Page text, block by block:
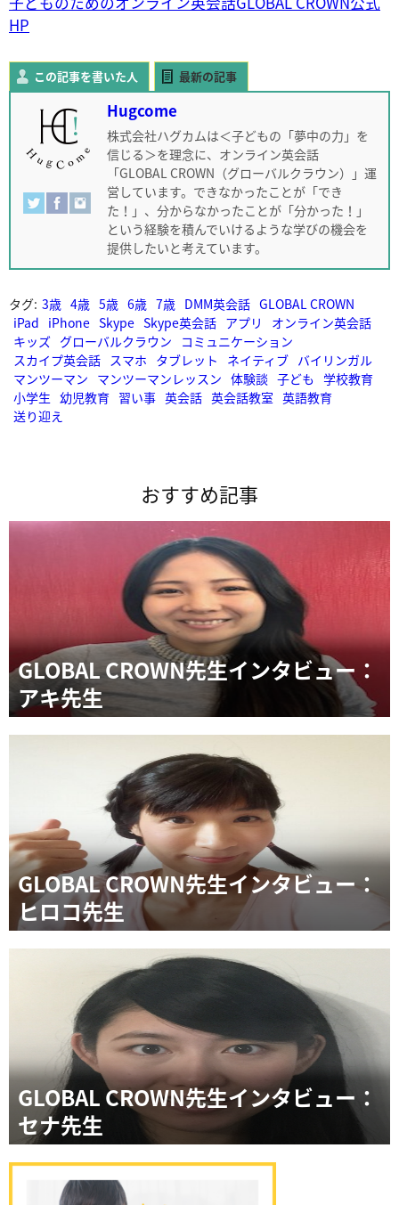
HP
この記事を書いた人 最新の記事
Hugcome
株式会社ハグカムは＜子どもの「夢中の力」を
信じる＞を理念に、オンライン英会話
「GLOBAL CROWN（グローバルクラウン）」運
営しています。できなかったことが「でき
た！」、分からなかったことが「分かった！」
という経験を積んでいけるような学びの機会を
提供したいと考えています。
タグ: 3歳 4歳 5歳 6歳 7歳 DMM英会話 GLOBAL CROWN
iPad iPhone Skype Skype英会話 アプリ
オンライン英会話
キッズ グローバルクラウン
コミュニケーション
スカイプ英会話 スマホ タブレット ネイティブ バイリンガル
マンツーマン マンツーマンレッスン 体験談 子ども 学校教育
小学生 幼児教育 習い事 英会話 英会話教室 英語教育
送り迎え
おすすめ記事
GLOBAL CROWN先生インタビュー：
アキ先生
GLOBAL CROWN先生インタビュー：
ヒロコ先生
GLOBAL CROWN先生インタビュー：
セナ先生